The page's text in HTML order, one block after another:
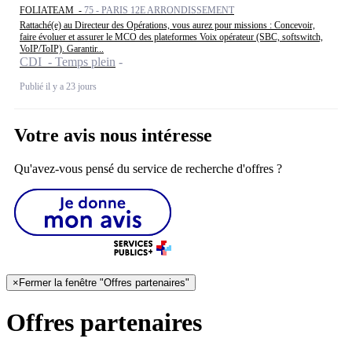
FOLIATEAM - 75 - PARIS 12E ARRONDISSEMENT
Rattaché(e) au Directeur des Opérations, vous aurez pour missions : Concevoir,
faire évoluer et assurer le MCO des plateformes Voix opérateur (SBC, softswitch,
VoIP/ToIP). Garantir...
CDI - Temps plein
Publié il y a 23 jours
Votre avis nous intéresse
Qu'avez-vous pensé du service de recherche d'offres ?
× Fermer la fenêtre "Offres partenaires"
Offres partenaires